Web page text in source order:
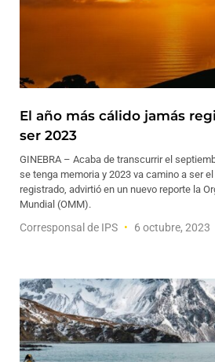
El año más cálido jamás
ser 2023
GINEBRA – Acaba de transcurrir el
se tenga memoria y 2023 va camino a ser
registrado, advirtió en un nuevo reporte la
Mundial (OMM).
Corresponsal de IPS 6 octubre, 2023